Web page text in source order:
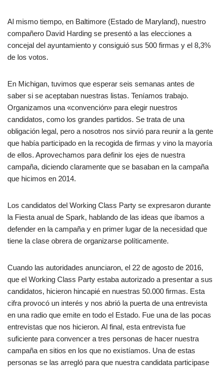
Al mismo tiempo, en Baltimore (Estado de Maryland), nuestro
compañero David Harding se presentó a las elecciones a
concejal del ayuntamiento y consiguió sus 500 firmas y el 8,3%
de los votos.
En Michigan, tuvimos que esperar seis semanas antes de
saber si se aceptaban nuestras listas. Teníamos trabajo.
Organizamos una «convención» para elegir nuestros
candidatos, como los grandes partidos. Se trata de una
obligación legal, pero a nosotros nos sirvió para reunir a la gente
que había participado en la recogida de firmas y vino la mayoría
de ellos. Aprovechamos para definir los ejes de nuestra
campaña, diciendo claramente que se basaban en la campaña
que hicimos en 2014.
Los candidatos del Working Class Party se expresaron durante
la Fiesta anual de Spark, hablando de las ideas que íbamos a
defender en la campaña y en primer lugar de la necesidad que
tiene la clase obrera de organizarse políticamente.
Cuando las autoridades anunciaron, el 22 de agosto de 2016,
que el Working Class Party estaba autorizado a presentar a sus
candidatos, hicieron hincapié en nuestras 50.000 firmas. Esta
cifra provocó un interés y nos abrió la puerta de una entrevista
en una radio que emite en todo el Estado. Fue una de las pocas
entrevistas que nos hicieron. Al final, esta entrevista fue
suficiente para convencer a tres personas de hacer nuestra
campaña en sitios en los que no existíamos. Una de estas
personas se las arregló para que nuestra candidata participase